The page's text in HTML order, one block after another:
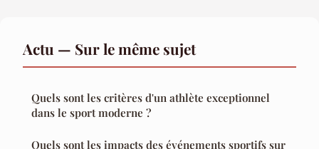
Actu — Sur le même sujet
Quels sont les critères d'un athlète exceptionnel
dans le sport moderne ?
Quels sont les impacts des événements sportifs sur